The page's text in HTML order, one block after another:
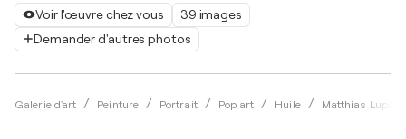
Voir l'œuvre chez vous
39 images
Demander d'autres photos
Galerie d'art Peinture Portrait Pop art Huile Matthias Lupri